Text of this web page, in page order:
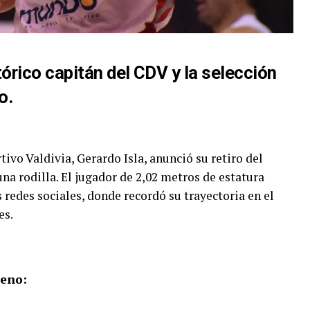
capitán del CDV y la selección
Valdivia, Gerardo Isla, anunció su retiro del
rodilla. El jugador de 2,02 metros de estatura
sociales, donde recordó su trayectoria en el